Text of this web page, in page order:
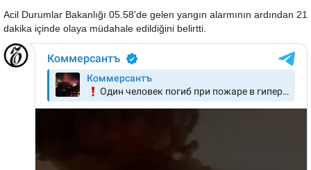
Acil Durumlar Bakanlığı 05.58'de gelen yangın alarmının ardından 21
dakika içinde olaya müdahale edildiğini belirtti.